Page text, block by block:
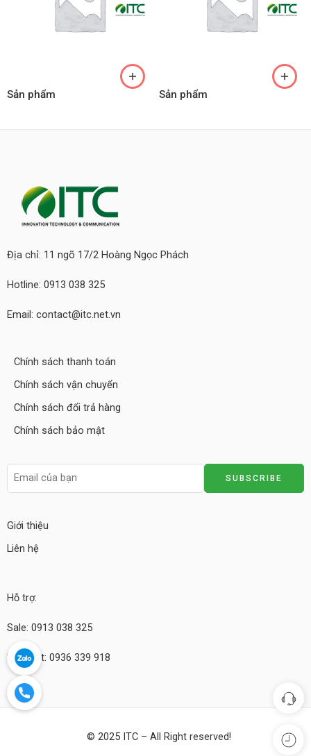
Sản phẩm Sản phẩm
Địa chỉ: 11 ngõ 17/2 Hoàng Ngọc Phách
Hotline: 0913 038 325
Email: contact@itc.net.vn
Chính sách thanh toán
Chính sách vận chuyển
Chính sách đổi trả hàng
Chính sách bảo mật
Giới thiệu
Liên hệ
Hỗ trợ:
Sale: 0913 038 325
Kỹ thuật: 0936 339 918
© 2025 ITC – All Right reserved!